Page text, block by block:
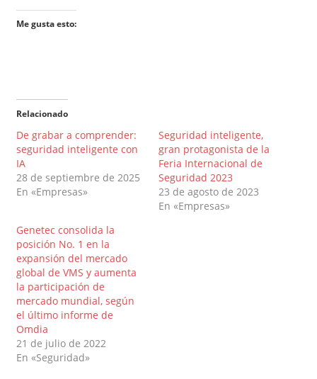
Me gusta esto:
Relacionado
De grabar a comprender:
seguridad inteligente con
IA
28 de septiembre de 2025
En «Empresas»
Seguridad inteligente,
gran protagonista de la
Feria Internacional de
Seguridad 2023
23 de agosto de 2023
En «Empresas»
Genetec consolida la
posición No. 1 en la
expansión del mercado
global de VMS y aumenta
la participación de
mercado mundial, según
el último informe de
Omdia
21 de julio de 2022
En «Seguridad»